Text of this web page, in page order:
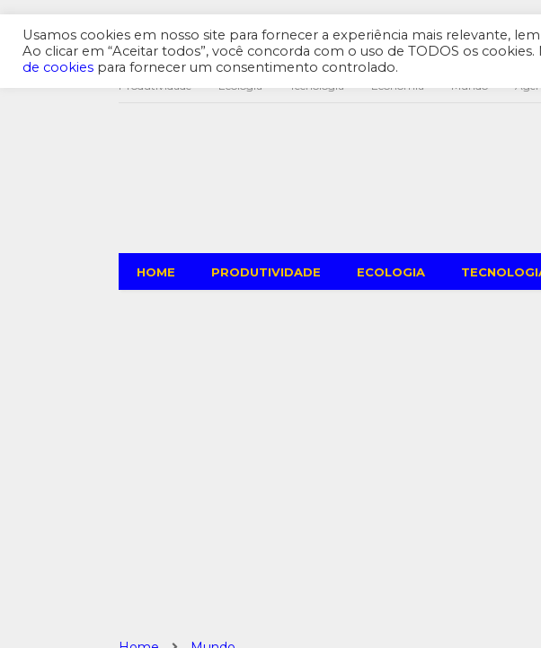
Produtividade Ecologia Tecnologia Economia Mundo
HOME PRODUTIVIDADE ECOLOGIA
Usamos cookies em nosso site para fornecer a experiência mais relevante,
Ao clicar em “Aceitar todos”, você concorda com o uso de TODOS os
de cookies para fornecer um consentimento controlado.